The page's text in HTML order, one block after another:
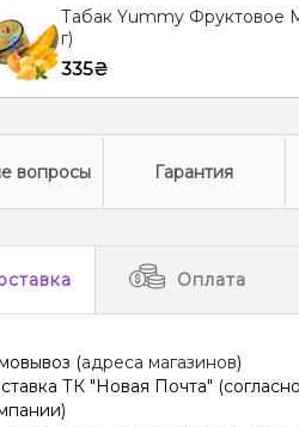
Табак Yummy Фруктовое
г)
335₴
вопросы Гарантия
Оплата
(адреса магазинов)
ТК "Новая Почта"